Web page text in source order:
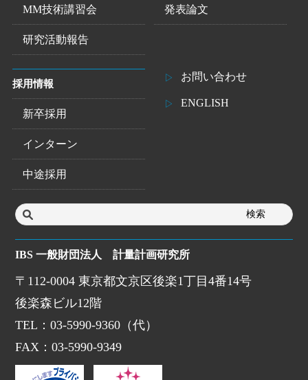
MM技術講習会
研究活動報告
発表論文
採用情報
新卒採用
インターン
中途採用
お問い合わせ
ENGLISH
IBS 一般財団法人 計量計画研究所
〒112-0004 東京都文京区後楽1丁目4番14号
後楽森ビル12階
TEL：03-5990-9360（代）
FAX：03-5990-9349